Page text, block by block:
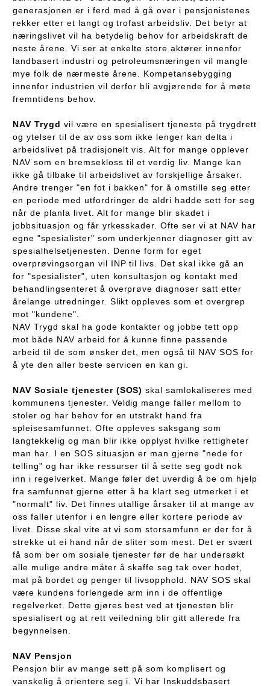
generasjonen er i ferd med å gå over i pensjonistenes
rekker etter et langt og trofast arbeidsliv. Det betyr at
næringslivet vil ha betydelig behov for arbeidskraft de
neste årene. Vi ser at enkelte store aktører innenfor
landbasert industri og petroleumsnæringen vil mangle
mye folk de nærmeste årene. Kompetansebygging
innenfor industrien vil derfor bli avgjørende for å møte
fremntidens behov.
NAV Trygd vil være en spesialisert tjeneste på trygdrett
og ytelser til de av oss som ikke lenger kan delta i
arbeidslivet på tradisjonelt vis. Alt for mange opplever
NAV som en bremsekloss til et verdig liv. Mange kan
ikke gå tilbake til arbeidslivet av forskjellige årsaker.
Andre trenger "en fot i bakken" for å omstille seg etter
en periode med utfordringer de aldri hadde sett for seg
når de planla livet. Alt for mange blir skadet i
jobbsituasjon og får yrkesskader. Ofte ser vi at NAV har
egne "spesialister" som underkjenner diagnoser gitt av
spesialhelsetjenesten. Denne form for eget
overprøvingsorgan vil INP til livs. Det skal ikke gå an
for "spesialister", uten konsultasjon og kontakt med
behandlingsenteret å overprøve diagnoser satt etter
årelange utredninger. Slikt oppleves som et overgrep
mot "kundene".
NAV Trygd skal ha gode kontakter og jobbe tett opp
mot både NAV arbeid for å kunne finne passende
arbeid til de som ønsker det, men også til NAV SOS for
å yte den aller beste servicen en kan gi.
NAV Sosiale tjenester (SOS) skal samlokaliseres med
kommunens tjenester. Veldig mange faller mellom to
stoler og har behov for en utstrakt hand fra
spleisesamfunnet. Ofte oppleves saksgang som
langtekkelig og man blir ikke opplyst hvilke rettigheter
man har. I en SOS situasjon er man gjerne "nede for
telling" og har ikke ressurser til å sette seg godt nok
inn i regelverket. Mange føler det uverdig å be om hjelp
fra samfunnet gjerne etter å ha klart seg utmerket i et
"normalt" liv. Det finnes utallige årsaker til at mange av
oss faller utenfor i en lengre eller kortere periode av
livet. Disse skal vite at vi som storsamfunn er der for å
strekke ut ei hand når de sliter som mest. Det er svært
få som ber om sosiale tjenester før de har undersøkt
alle mulige andre måter å skaffe seg tak over hodet,
mat på bordet og penger til livsopphold. NAV SOS skal
være kundens forlengede arm inn i de offentlige
regelverket. Dette gjøres best ved at tjenesten blir
spesialisert og at rett veiledning blir gitt allerede fra
begynnelsen.
NAV Pensjon
Pensjon blir av mange sett på som komplisert og
vanskelig å orientere seg i. Vi har Inskuddsbasert